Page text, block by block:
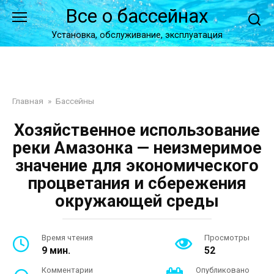
Перейти
к
контенту
Все о бассейнах
Установка, обслуживание, эксплуатация
Главная » Бассейны
Хозяйственное использование
реки Амазонка — неизмеримое
значение для экономического
процветания и сбережения
окружающей среды
Время чтения
9 мин.
Просмотры
52
Комментарии Опубликовано